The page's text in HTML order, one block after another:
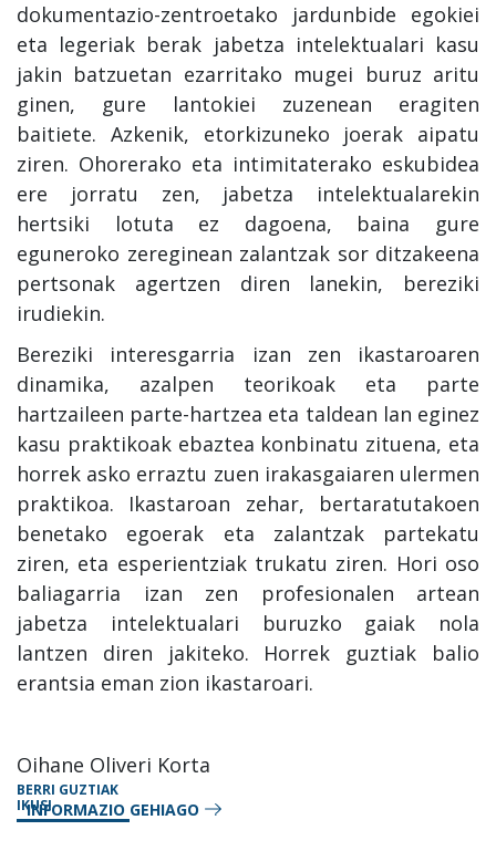
dokumentazio-zentroetako jardunbide egokiei
eta legeriak berak jabetza intelektualari kasu
jakin batzuetan ezarritako mugei buruz aritu
ginen, gure lantokiei zuzenean eragiten
baitiete. Azkenik, etorkizuneko joerak aipatu
ziren. Ohorerako eta intimitaterako eskubidea
ere jorratu zen, jabetza intelektualarekin
hertsiki lotuta ez dagoena, baina gure
eguneroko zereginean zalantzak sor ditzakeena
pertsonak agertzen diren lanekin, bereziki
irudiekin.
Bereziki interesgarria izan zen ikastaroaren
dinamika, azalpen teorikoak eta parte
hartzaileen parte-hartzea eta taldean lan eginez
kasu praktikoak ebaztea konbinatu zituena, eta
horrek asko erraztu zuen irakasgaiaren ulermen
praktikoa. Ikastaroan zehar, bertaratutakoen
benetako egoerak eta zalantzak partekatu
ziren, eta esperientziak trukatu ziren. Hori oso
baliagarria izan zen profesionalen artean
jabetza intelektualari buruzko gaiak nola
lantzen diren jakiteko. Horrek guztiak balio
erantsia eman zion ikastaroari.
Oihane Oliveri Korta
INFORMAZIO GEHIAGO
BERRI GUZTIAK
IKUSI